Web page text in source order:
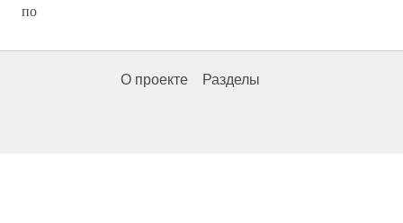
по
О проекте Разделы